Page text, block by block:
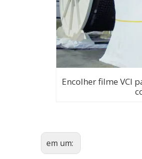
Encolher filme VCI
em um: